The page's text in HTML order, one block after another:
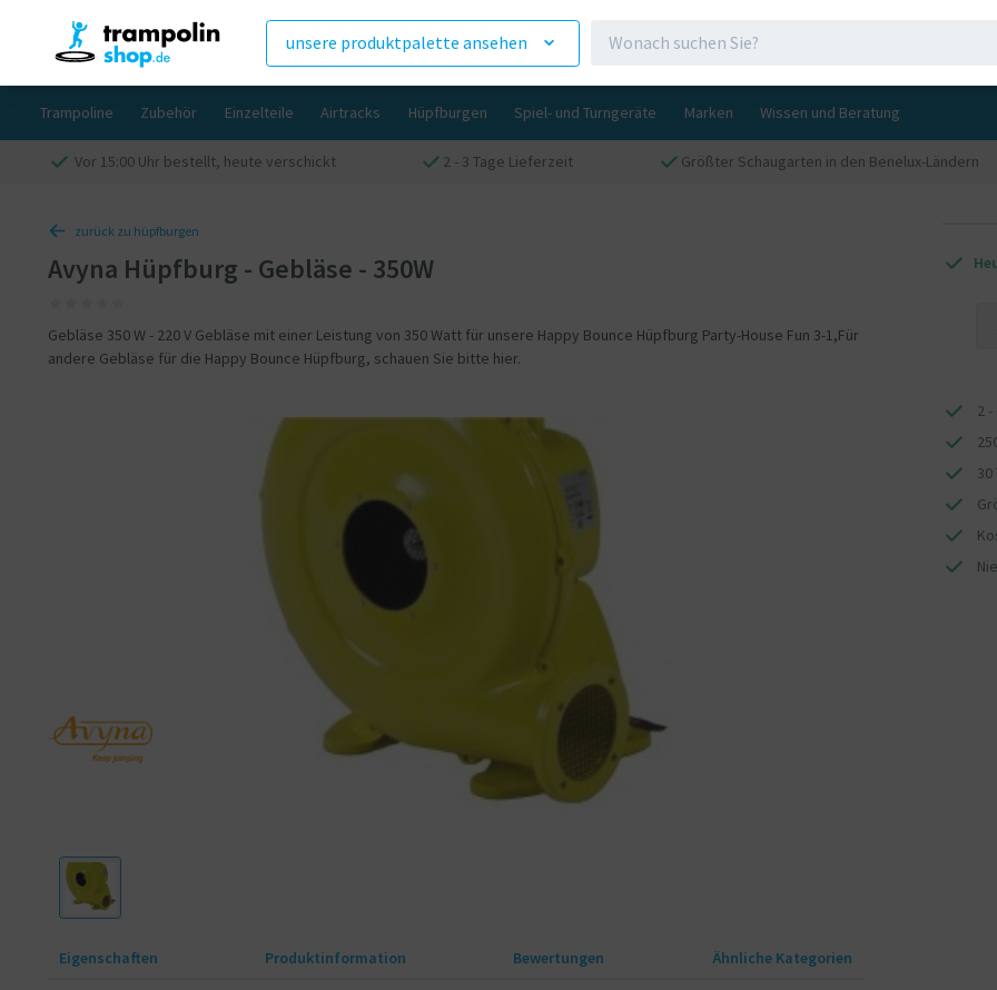
unsere produktpalette ansehen
Trampoline Zubehör Einzelteile Airtracks Hüpfburgen Spiel- und Turngeräte Marken Wissen und Beratung
Vor 15:00 Uhr bestellt, heute verschickt 2 - 3 Tage Lieferzeit Größter Schaugarten in den Benelux-Ländern
zurück zu hüpfburgen
Avyna Hüpfburg - Gebläse - 350W
Gebläse 350 W - 220 V Gebläse mit einer Leistung von 350 Watt für unsere Happy Bounce Hüpfburg Party-House Fun 3-1,Für
andere Gebläse für die Happy Bounce Hüpfburg, schauen Sie bitte hier.
Eigenschaften Produktinformation Bewertungen Ähnliche Kategorien
2